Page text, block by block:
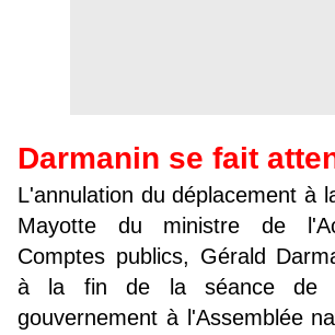
Darmanin se fait
L'annulation du déplacement à
Mayotte du ministre de
Comptes publics, Gérald
à la fin de la séance de
gouvernement à l'Assemblée